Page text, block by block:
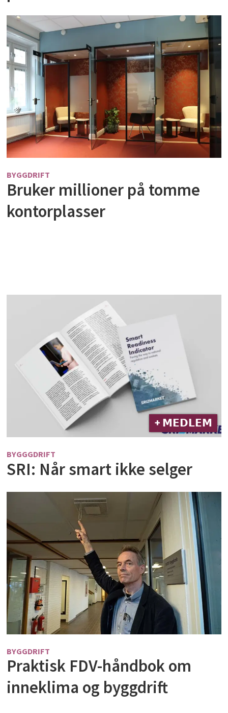
BYGGDRIFT
Bruker millioner på tomme
kontorplasser
+ 𝗠𝗘𝗗𝗟𝗘𝗠
BYGGGDRIFT
SRI: Når smart ikke selger
BYGGDRIFT
Praktisk FDV-håndbok om
inneklima og byggdrift